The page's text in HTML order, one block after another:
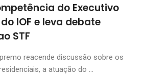
do Executivo
IOF e leva debate
STF
reacende discussão sobre os
a atuação do ...